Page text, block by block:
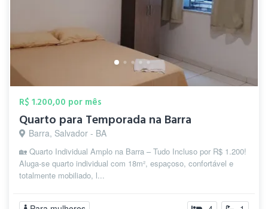
R$ 1.200,00 por mês
Quarto para Temporada na Barra
Barra, Salvador - BA
🏡 Quarto Individual Amplo na Barra – Tudo Incluso por R$ 1.200!
Aluga-se quarto individual com 18m², espaçoso, confortável e
totalmente mobiliado, l...